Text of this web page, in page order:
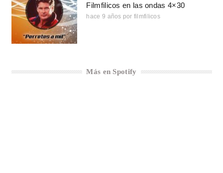
Filmfilicos en las ondas 4×30
hace 9 años por filmfilicos
Más en Spotify